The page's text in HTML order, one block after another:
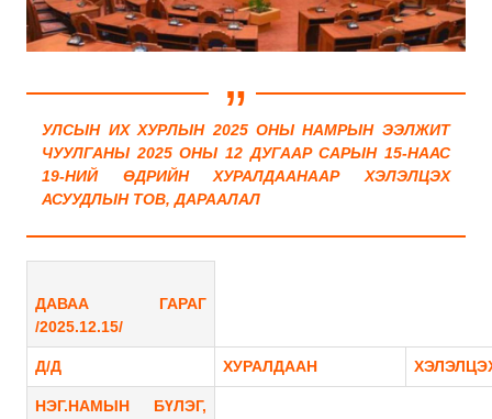
УЛСЫН ИХ ХУРЛЫН 2025 ОНЫ НАМРЫН ЭЭЛЖИТ
ЧУУЛГАНЫ 2025 ОНЫ 12 ДУГААР САРЫН 15-НААС
19-НИЙ ӨДРИЙНХУРАЛДААНААР ХЭЛЭЛЦЭХ
АСУУДЛЫН ТОВ, ДАРААЛАЛ
ДАВАА ГАРАГ
/2025.12.15/
Д/Д ХУРАЛДААН
НЭГ.НАМЫН БҮЛЭГ,